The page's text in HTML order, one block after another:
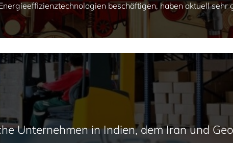
beschäftigen, haben aktuell
Unternehmen in Indien, dem Iran und